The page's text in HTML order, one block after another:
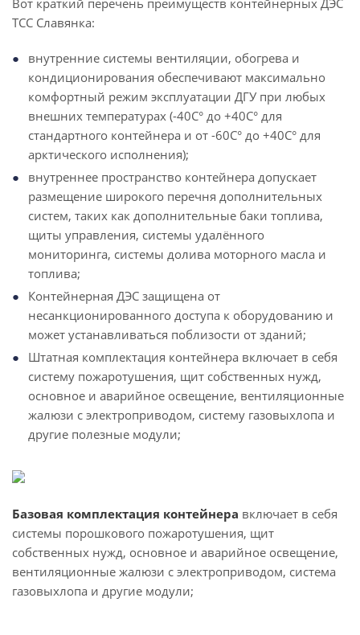
Вот краткий перечень преимуществ контейнерных ДЭС
ТСС Славянка:
внутренние системы вентиляции, обогрева и
кондиционирования обеспечивают максимально
комфортный режим эксплуатации ДГУ при любых
внешних температурах (-40С° до +40С° для
стандартного контейнера и от -60С° до +40С° для
арктического исполнения);
внутреннее пространство контейнера допускает
размещение широкого перечня дополнительных
систем, таких как дополнительные баки топлива,
щиты управления, системы удалённого
мониторинга, системы долива моторного масла и
топлива;
Контейнерная ДЭС защищена от
несанкционированного доступа к оборудованию и
может устанавливаться поблизости от зданий;
Штатная комплектация контейнера включает в себя
систему пожаротушения, щит собственных нужд,
основное и аварийное освещение, вентиляционные
жалюзи с электроприводом, систему газовыхлопа и
другие полезные модули;
Базовая комплектация контейнера включает в себя
системы порошкового пожаротушения, щит
собственных нужд, основное и аварийное освещение,
вентиляционные жалюзи с электроприводом, система
газовыхлопа и другие модули;